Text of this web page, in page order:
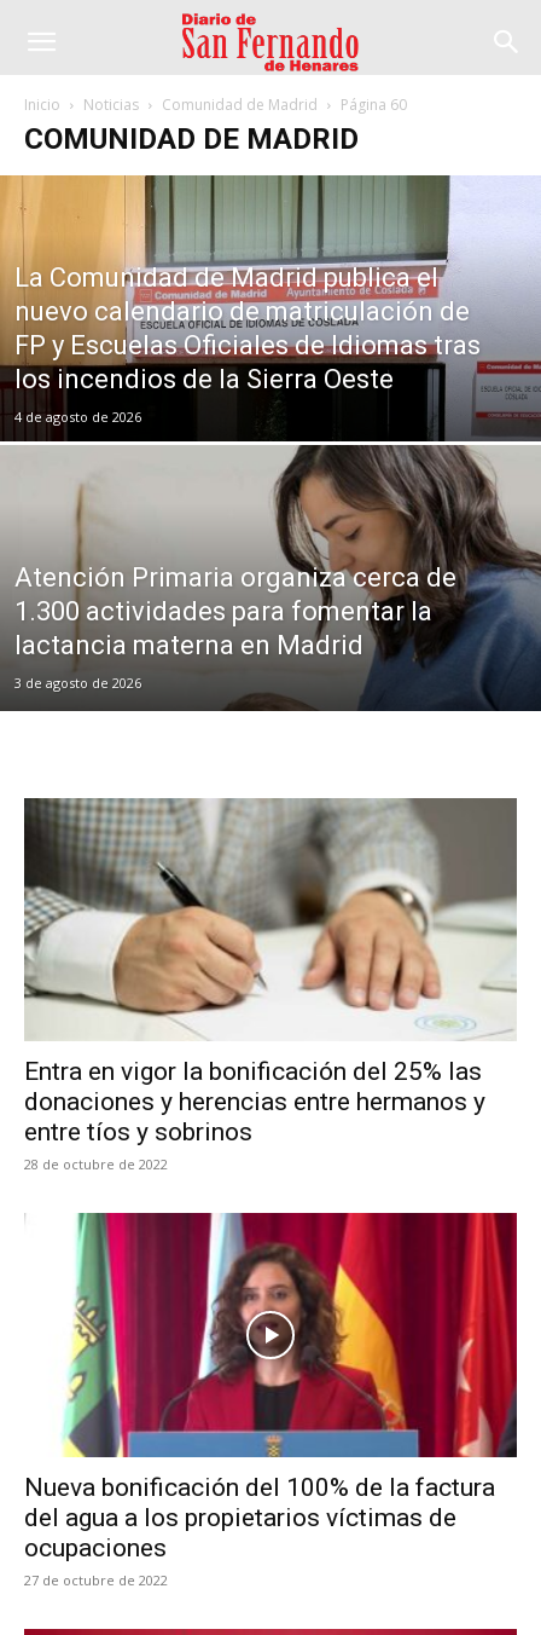
Inicio Noticias Comunidad de Madrid Página 60
COMUNIDAD DE MADRID
La Comunidad de Madrid publica el
nuevo calendario de matriculación de
FP y Escuelas Oficiales de Idiomas tras
los incendios de la Sierra Oeste
4 de agosto de 2026
Atención Primaria organiza cerca de
1.300 actividades para fomentar la
lactancia materna en Madrid
3 de agosto de 2026
Entra en vigor la bonificación del 25% las
donaciones y herencias entre hermanos y
entre tíos y sobrinos
28 de octubre de 2022
Nueva bonificación del 100% de la factura
del agua a los propietarios víctimas de
ocupaciones
27 de octubre de 2022